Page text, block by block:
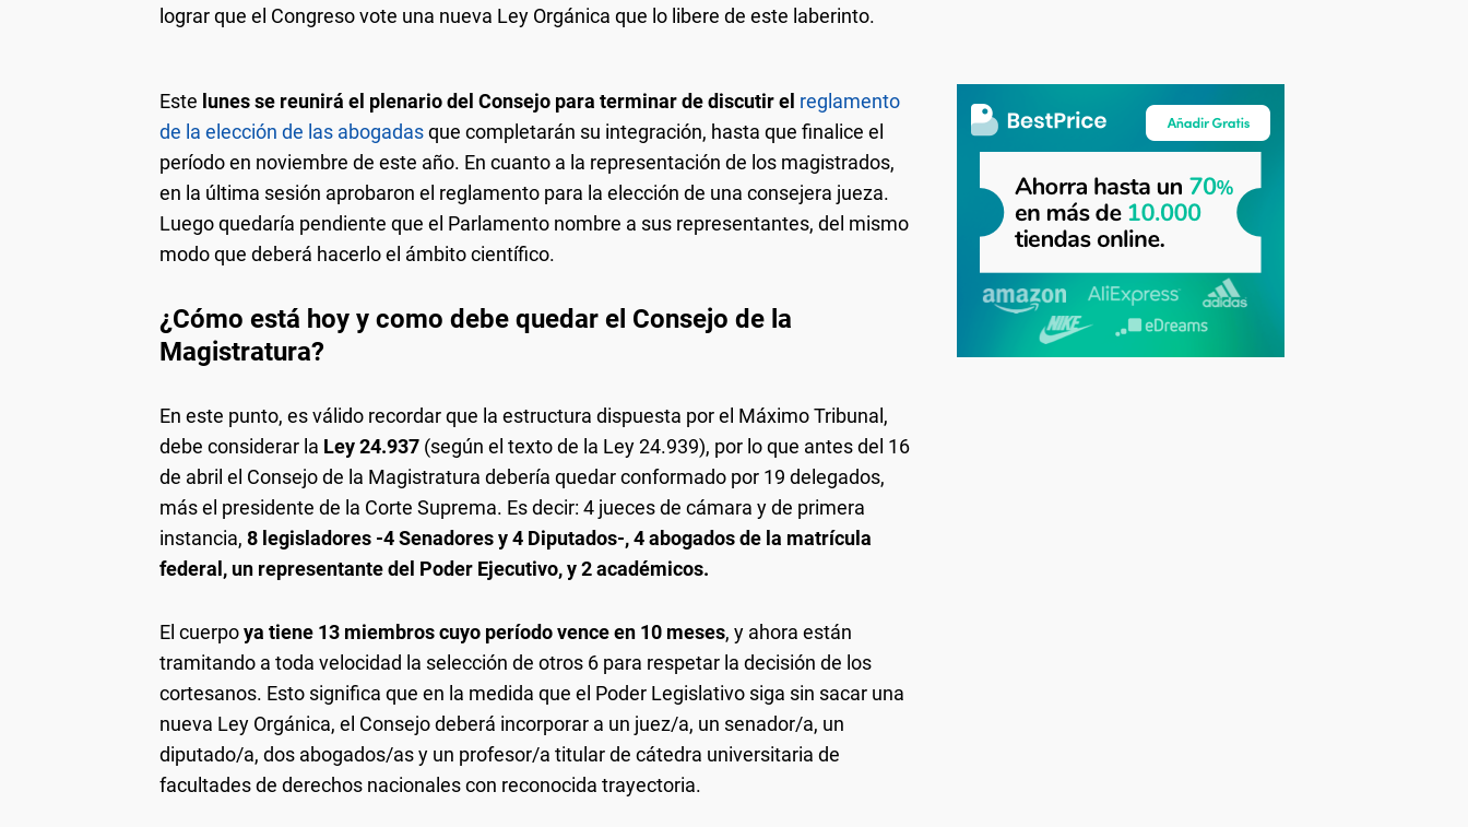
lograr que el Congreso vote una nueva Ley Orgánica que lo libere de este laberinto.
Este lunes se reunirá el plenario del Consejo para terminar de discutir el reglamento
de la elección de las abogadasque completarán su integración, hasta que finalice el
período en noviembre de este año. En cuanto a la representación de los magistrados,
en la última sesión aprobaron el reglamento para la elección de una consejera jueza.
Luego quedaría pendiente que el Parlamento nombre a sus representantes, del mismo
modo que deberá hacerlo el ámbito científico.
¿Cómo está hoy y como debe quedar el Consejo de la
Magistratura?
En este punto, es válido recordar que la estructura dispuesta por el Máximo Tribunal,
debe considerar la Ley 24.937 (según el texto de la Ley 24.939), por lo que antes del 16
de abril el Consejo de la Magistratura debería quedar conformado por 19 delegados,
más el presidente de la Corte Suprema. Es decir: 4 jueces de cámara y de primera
instancia, 8 legisladores -4 Senadores y 4 Diputados-, 4 abogados de la matrícula
federal, un representante del Poder Ejecutivo, y 2 académicos.
El cuerpoya tiene 13 miembros cuyo período vence en 10 meses, y ahora están
tramitando a toda velocidad la selección de otros 6 para respetar la decisión de los
cortesanos. Esto significa que en la medida que el Poder Legislativo siga sin sacar una
nueva Ley Orgánica, el Consejo deberá incorporar a un juez/a, un senador/a, un
diputado/a, dos abogados/as y un profesor/a titular de cátedra universitaria de
facultades de derechos nacionales con reconocida trayectoria.